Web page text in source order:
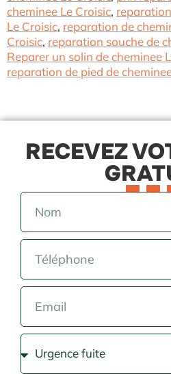
cheminee Le Croisic,
Le Croisic, reparation de
Croisic, reparation souche de
Reparer un solin de cheminee
reparation de pied de
RECEVEZ